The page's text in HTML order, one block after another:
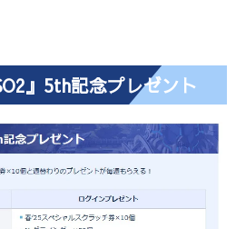
』5th記念プレゼント